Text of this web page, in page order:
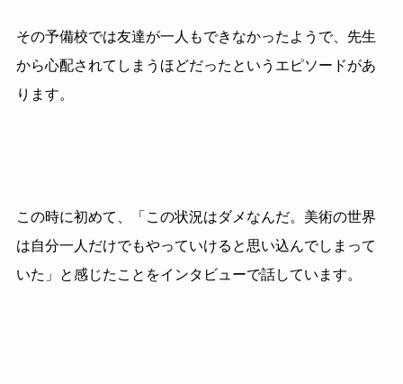
その予備校では友達が一人もできなかったようで、先生
から心配されてしまうほどだったというエピソードがあ
ります。
この時に初めて、「この状況はダメなんだ。美術の世界
は自分一人だけでもやっていけると思い込んでしまって
いた」と感じたことをインタビューで話しています。